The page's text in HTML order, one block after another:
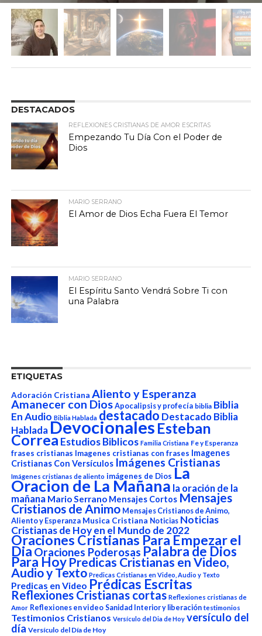
DESTACADOS
REFLEXIONES CRISTIANAS DE AMOR ESCRITAS
Empezando Tu Día Con el Poder de
Dios
MARIO SERRANO
El Amor de Dios Echa Fuera El Temor
MARIO SERRANO
El Espíritu Santo Vendrá Sobre Ti con
una Palabra
ETIQUETAS
Adoración Cristiana Aliento y Esperanza
Amanecer con Dios Apocalipsis y profecía biblia Biblia
En Audio Biblia Hablada destacado Destacado Biblia
HabladaDevocionalesEsteban
Correa Estudios Biblicos Familia Cristiana Fe y Esperanza
frases cristianas Imagenes cristianas con frases Imagenes
Cristianas Con Versículos Imágenes Cristianas
Imágenes cristianas de aliento imágenes de Dios La
Oracion de La Mañana la oración de la
mañana Mario Serrano Mensajes Cortos Mensajes
Cristianos de Animo Mensajes Cristianos de Animo,
Aliento y Esperanza Musica Cristiana Noticias Noticias
Cristianas de Hoy en el Mundo de 2022
Oraciones Cristianas Para Empezar el
Dia Oraciones Poderosas Palabra de Dios
Para Hoy Predicas Cristianas en Video,
Audio y Texto Predicas Cristianas en Video, Audio y Texto
Predicas en Video Prédicas Escritas
Reflexiones Cristianas cortas Reflexiones cristianas de
Amor Reflexiones en video Sanidad Interior y liberación testimonios
Testimonios Cristianos Versículo del Dia de Hoy versículo del
día Versículo del Día de Hoy